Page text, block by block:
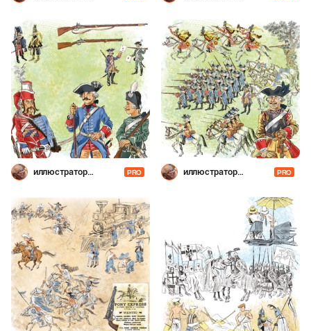
иллюстратор
PRO
иллюстратор
PRO